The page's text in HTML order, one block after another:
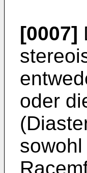
[0007]
oder